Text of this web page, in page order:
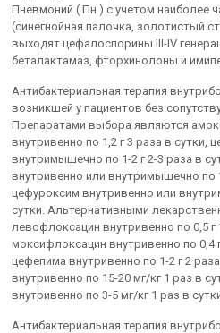
Пневмоний ( Пн ) с учетом наиболее
(синегнойная палочка, золотистый
выходят цефалоспорины III-IV
беталактамаз, фторхинолоны и
Антибактериальная терапия
возникшей у пациентов без
Препаратами выбора являются
внутривенно по 1,2 г 3 раза в сутки,
внутримышечно по 1-2 г 2-3 раза в
внутривенно или внутримышечно по
цефуроксим внутривенно или
сутки. Альтернативными
левофлоксацин внутривенно по 0,5 г
моксифлоксацин внутривенно по 0,4
цефепима внутривенно по 1-2 г 2
внутривенно по 15-20 мг/кг 1 раз в
внутривенно по 3-5 мг/кг 1 раз в
Антибактериальная терапия